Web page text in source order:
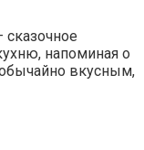
напоминая о
вкусным,